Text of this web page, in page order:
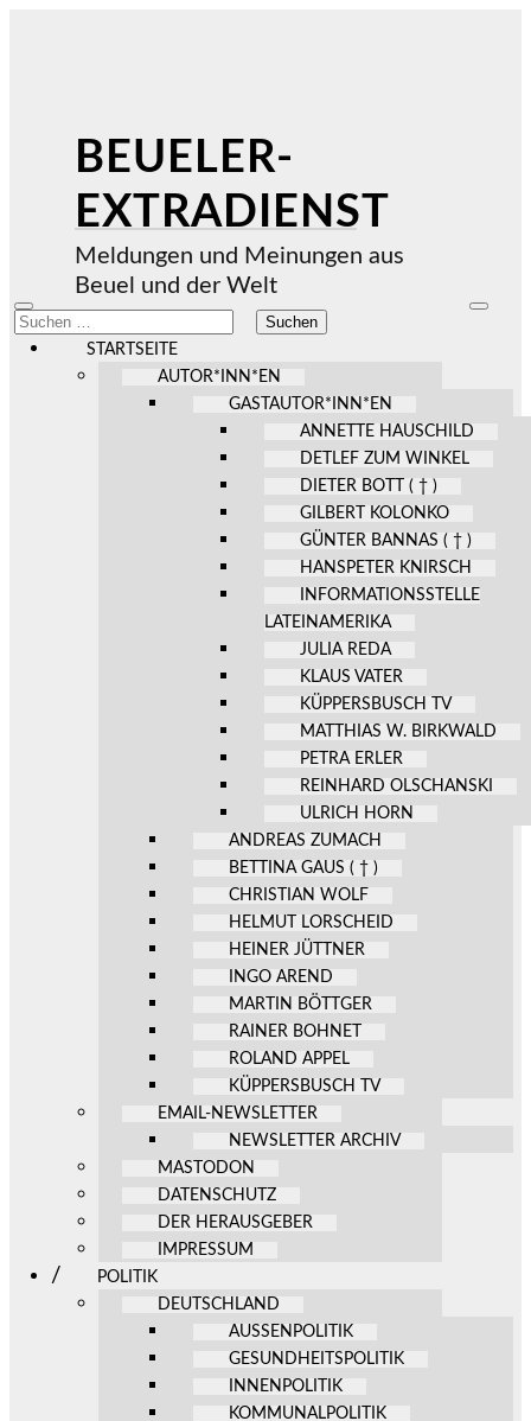
BEUELER-
EXTRADIENST
Meldungen und Meinungen aus
Beuel und der Welt
Mobile-
Menü
ein-/ausblenden
Suchen
nach:
STARTSEITE
AUTOR*INN*EN
GASTAUTOR*INN*EN
ANNETTE HAUSCHILD
DETLEF ZUM WINKEL
DIETER BOTT ( † )
GILBERT KOLONKO
GÜNTER BANNAS ( † )
HANSPETER KNIRSCH
INFORMATIONSSTELLE
LATEINAMERIKA
JULIA REDA
KLAUS VATER
KÜPPERSBUSCH TV
MATTHIAS W. BIRKWALD
PETRA ERLER
REINHARD OLSCHANSKI
ULRICH HORN
ANDREAS ZUMACH
BETTINA GAUS ( † )
CHRISTIAN WOLF
HELMUT LORSCHEID
HEINER JÜTTNER
INGO AREND
MARTIN BÖTTGER
RAINER BOHNET
ROLAND APPEL
KÜPPERSBUSCH TV
EMAIL-NEWSLETTER
NEWSLETTER ARCHIV
MASTODON
DATENSCHUTZ
DER HERAUSGEBER
IMPRESSUM
POLITIK
DEUTSCHLAND
AUSSENPOLITIK
GESUNDHEITSPOLITIK
INNENPOLITIK
KOMMUNALPOLITIK